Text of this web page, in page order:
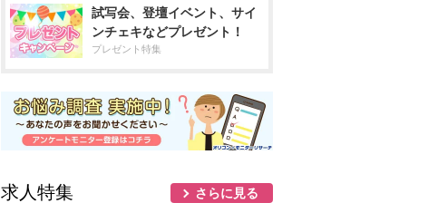
試写会、登壇イベント、サイ
ンチェキなどプレゼント！
プレゼント特集
求人特集 さらに見る